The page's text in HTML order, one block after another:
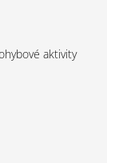
aktivity